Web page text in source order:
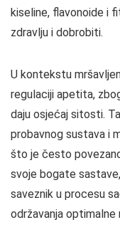
kiseline, flavonoide i
zdravlju i dobrobiti.
U kontekstu
regulaciji apetita,
daju osjećaj sitosti.
probavnog sustava i
što je često
svoje bogate
saveznik u procesu
održavanja optimalne